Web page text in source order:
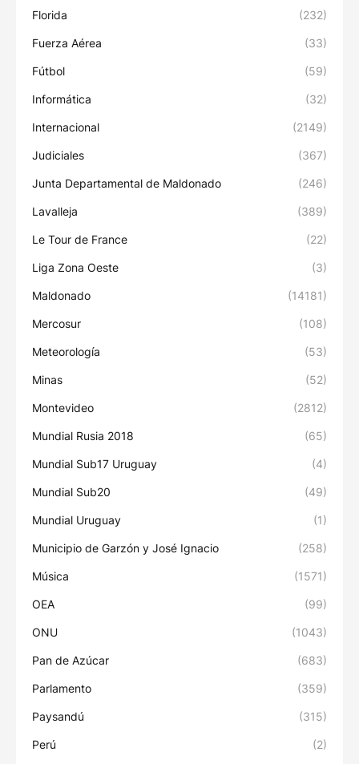
Florida (232)
Fuerza Aérea (33)
Fútbol (59)
Informática (32)
Internacional (2149)
Judiciales (367)
Junta Departamental de Maldonado (246)
Lavalleja (389)
Le Tour de France (22)
Liga Zona Oeste (3)
Maldonado (14181)
Mercosur (108)
Meteorología (53)
Minas (52)
Montevideo (2812)
Mundial Rusia 2018 (65)
Mundial Sub17 Uruguay (4)
Mundial Sub20 (49)
Mundial Uruguay (1)
Municipio de Garzón y José Ignacio (258)
Música (1571)
OEA (99)
ONU (1043)
Pan de Azúcar (683)
Parlamento (359)
Paysandú (315)
Perú (2)